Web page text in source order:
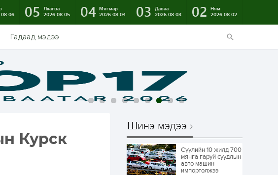
06
05
Лхагва
2026-08-05
04 Мягмар
2026-08-04
03
Даваа
2026-08-03
02
Ням
2026-08-02
Гадаад мэдээ
Курск
Шинэ мэдээ
Сүүлийн 10 жилд 700
мянга гаруй суудлын
авто машин
импортолжээ